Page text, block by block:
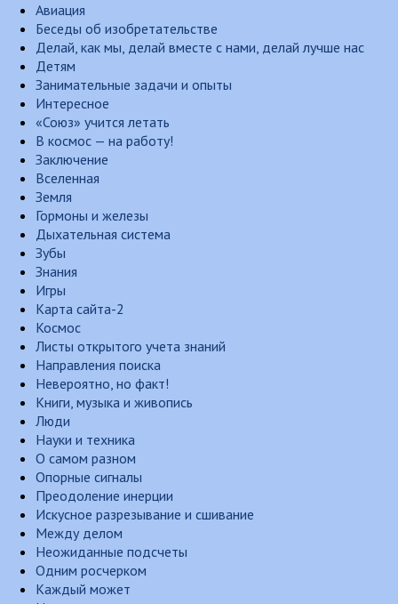
Авиация
Беседы об изобретательстве
Делай, как мы, делай вместе с нами, делай лучше нас
Детям
Занимательные задачи и опыты
Интересное
«Союз» учится летать
В космос — на работу!
Заключение
Вселенная
Земля
Гормоны и железы
Дыхательная система
Зубы
Знания
Игры
Карта сайта-2
Космос
Листы открытого учета знаний
Направления поиска
Невероятно, но факт!
Книги, музыка и живопись
Люди
Науки и техника
О самом разном
Опорные сигналы
Преодоление инерции
Искусное разрезывание и сшивание
Между делом
Неожиданные подсчеты
Одним росчерком
Каждый может